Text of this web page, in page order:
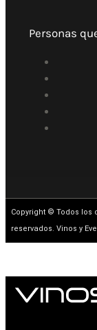
Personas
Copyright © Todos los
reservados. Vinos y